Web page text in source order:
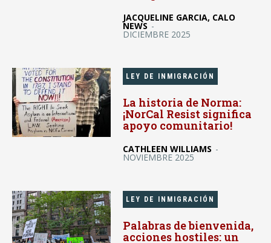
JACQUELINE GARCIA, CALO
NEWS -
DICIEMBRE 2025
LEY DE INMIGRACIÓN
La historia de Norma:
¡NorCal Resist significa
apoyo comunitario!
CATHLEEN WILLIAMS -
NOVIEMBRE 2025
LEY DE INMIGRACIÓN
Palabras de bienvenida,
acciones hostiles: un